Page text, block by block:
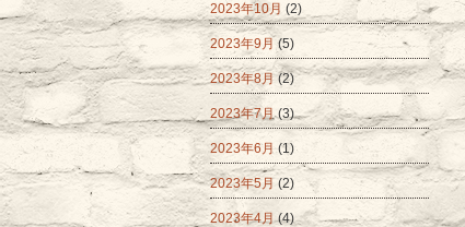
2023年10月 (2)
2023年9月 (5)
2023年8月 (2)
2023年7月(3)
2023年6月 (1)
2023年5月 (2)
2023年4月(4)